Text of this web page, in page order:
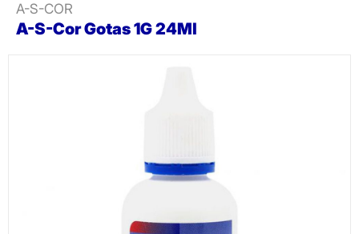
A-S-COR
A-S-Cor Gotas 1G 24Ml